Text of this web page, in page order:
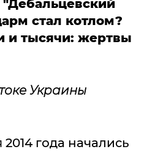
"Дебальцевский
стал котлом?
и тысячи: жертвы
Украины
года начались